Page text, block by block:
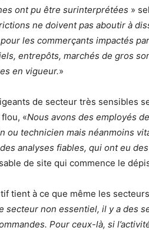
ont pu être surinterprétées »
ne doivent pas aboutir à
les commerçants impactés
entrepôts, marchés de gros
en vigueur.»
de secteur très sensibles
«Nous avons des employés
ou technicien mais néanmoins
analyses fiables, qui ont eu
de site qui commence le
tient à ce que même les
secteur non essentiel, il y a des
Pour ceux-là, si